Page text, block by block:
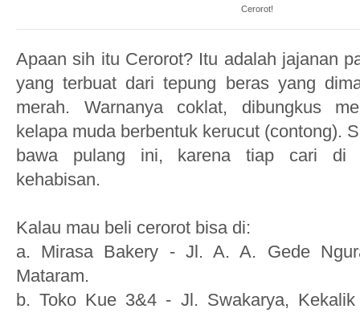
Cerorot!
Apaan sih itu Cerorot? Itu adalah jajanan
yang terbuat dari tepung beras yang
merah. Warnanya coklat, dibungkus
kelapa muda berbentuk kerucut (contong).
bawa pulang ini, karena tiap cari di
kehabisan.
Kalau mau beli cerorot bisa di:
a. Mirasa Bakery - Jl. A. A. Gede
Mataram.
b. Toko Kue 3&4 - Jl. Swakarya, Kekalik